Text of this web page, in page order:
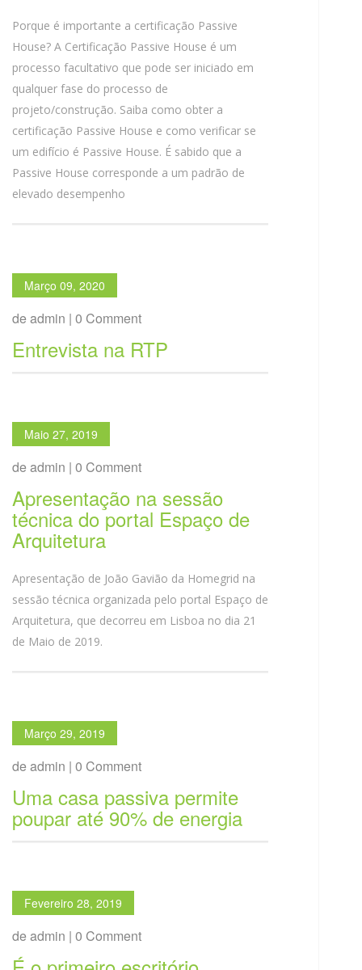
Porque é importante a certificação Passive
House? A Certificação Passive House é um
processo facultativo que pode ser iniciado em
qualquer fase do processo de
projeto/construção. Saiba como obter a
certificação Passive House e como verificar se
um edifício é Passive House. É sabido que a
Passive House corresponde a um padrão de
elevado desempenho
Março 09, 2020
de admin | 0 Comment
Entrevista na RTP
Maio 27, 2019
de admin | 0 Comment
Apresentação na sessão
técnica do portal Espaço de
Arquitetura
Apresentação de João Gavião da Homegrid na
sessão técnica organizada pelo portal Espaço de
Arquitetura, que decorreu em Lisboa no dia 21
de Maio de 2019.
Março 29, 2019
de admin | 0 Comment
Uma casa passiva permite
poupar até 90% de energia
Fevereiro 28, 2019
de admin | 0 Comment